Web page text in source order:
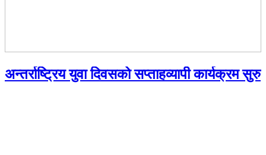
अन्तर्राष्ट्रिय युवा दिवसको सप्ताहव्यापी कार्यक्रम सुरु